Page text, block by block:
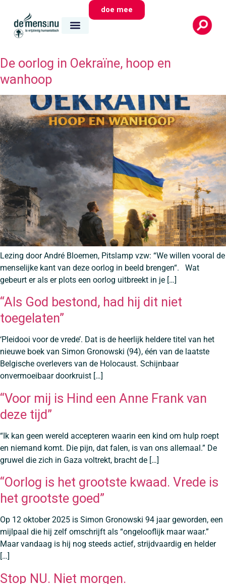
doe mee
De oorlog in Oekraïne, hoop en
wanhoop
Lezing door André Bloemen, Pitslamp vzw: “We willen vooral de
menselijke kant van deze oorlog in beeld brengen“. Wat
gebeurt er als er plots een oorlog uitbreekt in je […]
“Als God bestond, had hij dit niet
toegelaten”
‘Pleidooi voor de vrede’. Dat is de heerlijk heldere titel van het
nieuwe boek van Simon Gronowski (94), één van de laatste
Belgische overlevers van de Holocaust. Schijnbaar
onvermoeibaar doorkruist […]
“Voor mij is Hind een Anne Frank van
deze tijd”
“Ik kan geen wereld accepteren waarin een kind om hulp roept
en niemand komt. Die pijn, dat falen, is van ons allemaal.” De
gruwel die zich in Gaza voltrekt, bracht de […]
“Oorlog is het grootste kwaad. Vrede is
het grootste goed”
Op 12 oktober 2025 is Simon Gronowski 94 jaar geworden, een
mijlpaal die hij zelf omschrijft als “ongelooflijk maar waar.”
Maar vandaag is hij nog steeds actief, strijdvaardig en helder
[…]
Stop NU. Niet morgen.